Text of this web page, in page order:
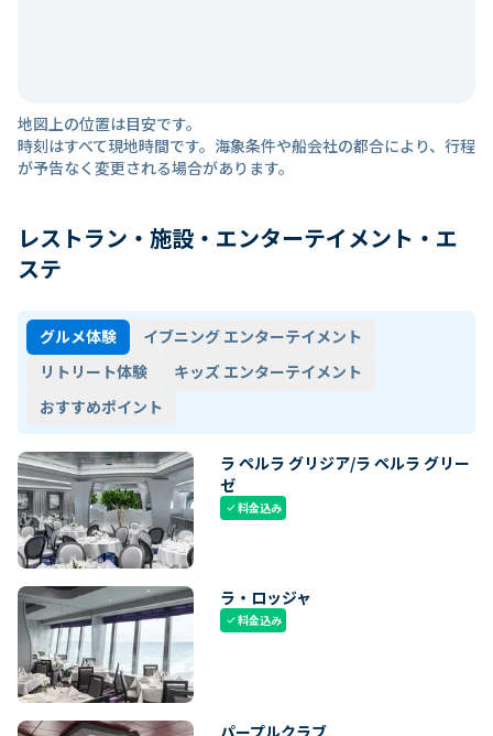
地図上の位置は目安です。
時刻はすべて現地時間です。海象条件や船会社の都合により、行程
が予告なく変更される場合があります。
レストラン・施設・エンターテイメント・エ
ステ
グルメ体験
イブニング エンターテイメント
リトリート体験
キッズ エンターテイメント
おすすめポイント
ラ ペルラ グリジア/ラ ペルラ グリー
ゼ
check料金込み
ラ・ロッジャ
check料金込み
パープルクラブ